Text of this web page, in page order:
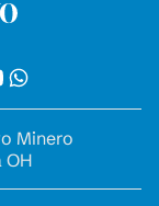
Minero
OH